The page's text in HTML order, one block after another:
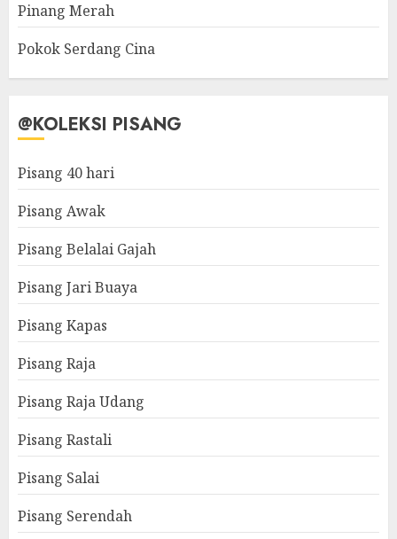
Pinang Merah
Pokok Serdang Cina
@KOLEKSI PISANG
Pisang 40 hari
Pisang Awak
Pisang Belalai Gajah
Pisang Jari Buaya
Pisang Kapas
Pisang Raja
Pisang Raja Udang
Pisang Rastali
Pisang Salai
Pisang Serendah